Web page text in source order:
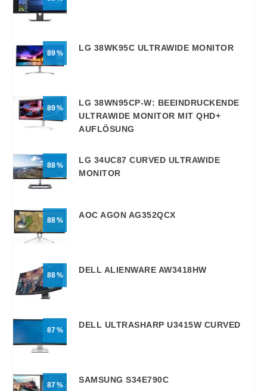
89
LG 38WK95C ULTRAWIDE MONITOR
89
LG 38WN95CP-W: BEEINDRUCKENDE
ULTRAWIDE MONITOR MIT QHD+
AUFLÖSUNG
88
LG 34UC87 CURVED ULTRAWIDE
MONITOR
88
AOC AGON AG352QCX
88
DELL ALIENWARE AW3418HW
87
DELL ULTRASHARP U3415W CURVED
87
SAMSUNG S34E790C